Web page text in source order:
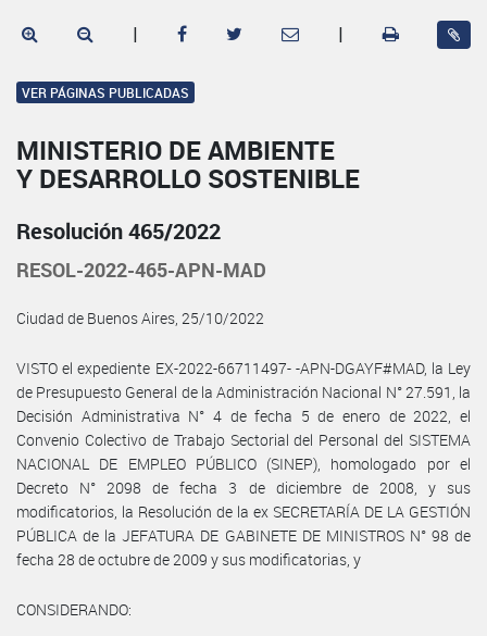
| |
VER PÁGINAS PUBLICADAS
MINISTERIO DE AMBIENTE
Y DESARROLLO SOSTENIBLE
Resolución 465/2022
RESOL-2022-465-APN-MAD
Ciudad de Buenos Aires, 25/10/2022
VISTO el expediente EX-2022-66711497- -APN-DGAYF#MAD, la Ley
de Presupuesto General de la Administración Nacional N° 27.591, la
Decisión Administrativa N° 4 de fecha 5 de enero de 2022, el
Convenio Colectivo de Trabajo Sectorial del Personal del SISTEMA
NACIONAL DE EMPLEO PÚBLICO (SINEP), homologado por el
Decreto N° 2098 de fecha 3 de diciembre de 2008, y sus
modificatorios, la Resolución de la ex SECRETARÍA DE LA GESTIÓN
PÚBLICA de la JEFATURA DE GABINETE DE MINISTROS N° 98 de
fecha 28 de octubre de 2009 y sus modificatorias, y
CONSIDERANDO: